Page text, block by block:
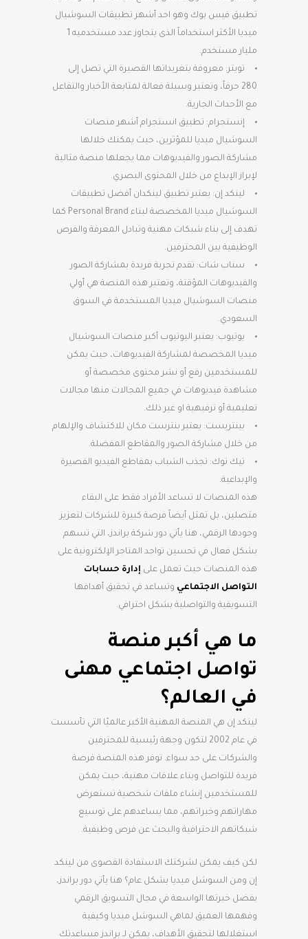
تطبيق فيس بوك وهو احد أشهر تطبيقات السوشيال
ميديا الأكثر استخداماً الذى يتجاوز عدد مستخدميه 1
مليار مستخدم.
تويتر: معروفة بتغريداتها القصيرة التي تصل إلى
280 حرفاً، وتعتبر وسيلة فعالة لمتابعة الأخبار والتفاعل
مع الأحداث الجارية.
إنستجرام: تطبيق انستجرام أشهر منصات
السوشيال ميديا للمؤثرين، حيث يمكنك خلالها
مشاركة الصور والفيديوهات مما يجعلها منصة مثالية
لإبراز الإبداع من خلال المحتوى البصري.
لينكد إن: يعتبر تطبيق لينكدان أفضل تطبيقات
السوشيال ميديا المخصصة لبناء Personal Brand كما
تهدف إلى بناء شبكات مهنية وتبادل المعرفة والفرص
الوظيفية بين المحترفين.
سناب شات: تقدم تجربة فريدة بمشاركة الصور
والفيديوهات المؤقتة، وتعتبر هذه المنصة هي أولي
منصات السوشيال ميديا المستخدمة في السوق
السعودي.
يوتيوب: يعتبر اليوتيوب أكبر منصات السوشيال
ميديا المخصصة لمشاركة الفيديوهات، حيث يمكن
للمستخدمين رفع أو نشر محتوى مخصصة أو
مشاهدة فيديوهات في جميع المجالات منها مجالات
تعليمية أو ترفيهية او غير ذلك.
بينتريست: يعتبر بنترست مكان للاكتشاف والإلهام
من خلال مشاركة الصور والمقاطع المفضلة.
تيك توك: تجذب الشباب بمقاطع الفيديو القصيرة
والإبداعية.
هذه المنصات لا تساعد الأفراد فقط على البقاء
متصلين، بل تمثل أيضاً فرصة كبيرة للشركات لتعزيز
وجودها الرقمي، هنا يأتي دور شركة براندز، التي تسهم
بشكل فعال في تحسين تواجد المتاجر الإلكترونية على
هذه المنصات حيث تعمل على إدارة حسابات
التواصل الاجتماعي وتساعد في تحقيق أهدافها
التسويقية والتواصلية بشكل احترافي.
ما هي أكبر منصة
تواصل اجتماعي مهنى
في العالم؟
لينكد إن هي المنصة المهنية الأكبر عالميًا التي تأسست
في عام 2002 لتكون وجهة رئيسية للمحترفين
والشركات على حد سواء. توفر هذه المنصة فرصة
فريدة للتواصل وبناء علاقات مهنية، حيث يمكن
للمستخدمين إنشاء ملفات شخصية تستعرض
مهاراتهم وخبراتهم، مما يساعدهم على توسيع
شبكاتهم الاحترافية والبحث عن فرص وظيفية.
لكن كيف يمكن لشركتك الاستفادة القصوى من لينكد
إن ومن السوشل ميديا بشكل عام؟ هنا يأتي دور براندز،
بفضل خبرتها الواسعة في مجال التسويق الرقمي
وفهمها العميق لماهي السوشل ميديا وكيفية
استغلالها لتحقيق الأهداف، يمكن لـ براندز مساعدتك